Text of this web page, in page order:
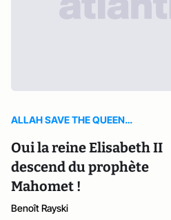
ALLAH SAVE THE QUEEN…
Oui la reine Elisabeth II
descend du prophète
Mahomet !
Benoît Rayski